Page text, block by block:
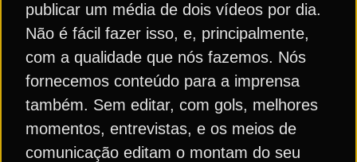
publicar um média de dois vídeos por dia.
Não é fácil fazer isso, e, principalmente,
com a qualidade que nós fazemos. Nós
fornecemos conteúdo para a imprensa
também. Sem editar, com gols, melhores
momentos, entrevistas, e os meios de
comunicação editam o montam do seu